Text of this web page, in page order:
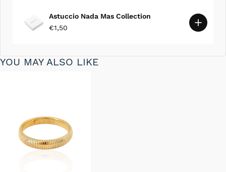
Astuccio Nada Mas Collection
€1,50
YOU MAY ALSO LIKE